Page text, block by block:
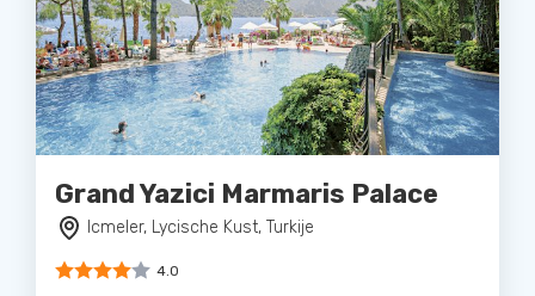
Grand Yazici Marmaris Palace
Icmeler, Lycische Kust, Turkije
4.0